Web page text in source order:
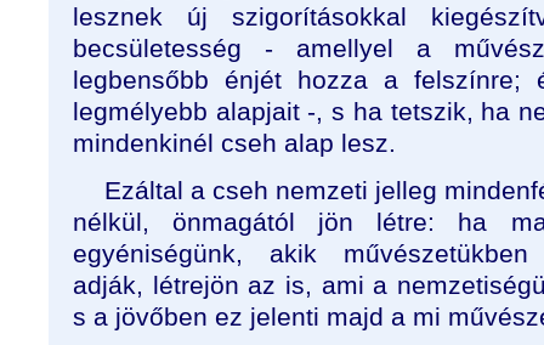
lesznek új szigorításokkal
becsületesség - amellyel a
legbensőbb énjét hozza a felszínre;
legmélyebb alapjait -, s ha tetszik, ha
mindenkinél cseh alap lesz.
Ezáltal a cseh nemzeti jelleg
nélkül, önmagától jön létre: ha
egyéniségünk, akik
adják, létrejön az is, ami a
s a jövőben ez jelenti majd a mi